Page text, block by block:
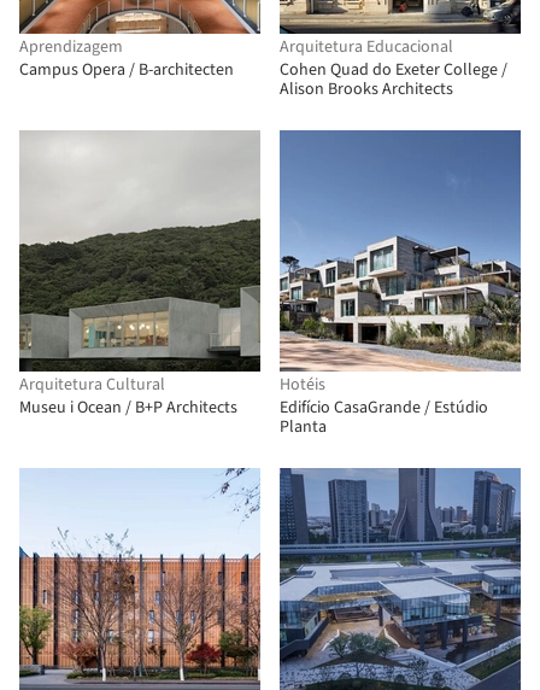
Aprendizagem
Campus Opera / B-architecten
Arquitetura Educacional
Cohen Quad do Exeter College /
Alison Brooks Architects
Arquitetura Cultural
Museu i Ocean / B+P Architects
Hotéis
Edifício CasaGrande / Estúdio
Planta